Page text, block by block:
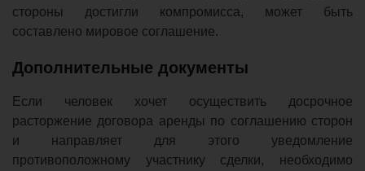
стороны достигли компромисса, может быть
составлено мировое соглашение.
Дополнительные документы
Если человек хочет осуществить досрочное
расторжение договора аренды по соглашению сторон
и направляет для этого уведомление
противоположному участнику сделки, необходимо